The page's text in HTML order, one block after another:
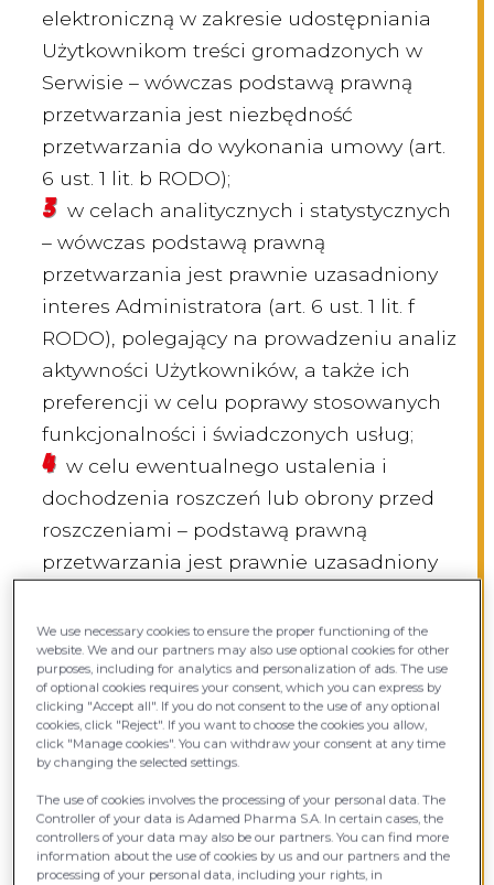
elektroniczną w zakresie udostępniania
Użytkownikom treści gromadzonych w
Serwisie – wówczas podstawą prawną
przetwarzania jest niezbędność
przetwarzania do wykonania umowy (art.
6 ust. 1 lit. b RODO);
w celach analitycznych i statystycznych
– wówczas podstawą prawną
przetwarzania jest prawnie uzasadniony
interes Administratora (art. 6 ust. 1 lit. f
RODO), polegający na prowadzeniu analiz
aktywności Użytkowników, a także ich
preferencji w celu poprawy stosowanych
funkcjonalności i świadczonych usług;
w celu ewentualnego ustalenia i
dochodzenia roszczeń lub obrony przed
roszczeniami – podstawą prawną
przetwarzania jest prawnie uzasadniony
RODO), polegający na ochronie jego praw;
W celu realizowania działań
marketingowych Administrator w
niektórych przypadkach wykorzystuje
profilowanie. Oznacza to, że dzięki
automatycznemu przetwarzaniu danych
Administrator dokonuje oceny wybranych
czynników dotyczących Użytkowników w
We use necessary cookies to ensure the proper functioning of the
website. We and our partners may also use optional cookies for other
purposes, including for analytics and personalization of ads. The use
of optional cookies requires your consent, which you can express by
clicking "Accept all". If you do not consent to the use of any optional
cookies, click "Reject". If you want to choose the cookies you allow,
click "Manage cookies". You can withdraw your consent at any time
by changing the selected settings.
The use of cookies involves the processing of your personal data. The
Controller of your data is Adamed Pharma S.A. In certain cases, the
controllers of your data may also be our partners. You can find more
information about the use of cookies by us and our partners and the
processing of your personal data, including your rights, in